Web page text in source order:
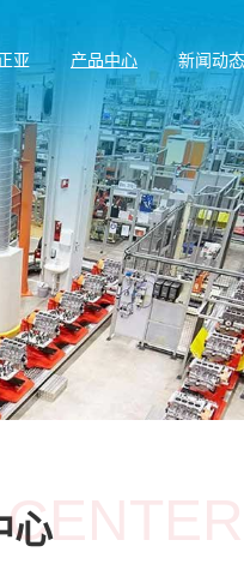
亚 产品中心 新闻动态
心